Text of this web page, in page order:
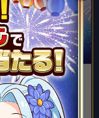
選で当たる！
しよう！